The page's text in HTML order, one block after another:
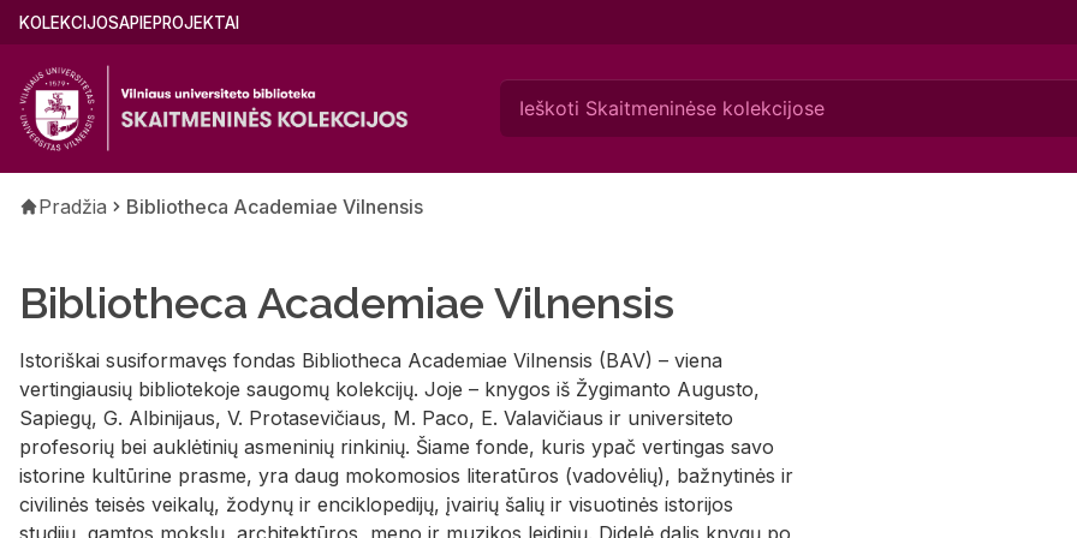
Pereiti
pagrindinį
turinį
Main
(lithuanian)
KOLEKCIJOSAPIEPROJEKTAI
Kelias
Pradžia Bibliotheca Academiae Vilnensis
Bibliotheca Academiae Vilnensis
Istoriškai susiformavęs fondas Bibliotheca Academiae Vilnensis (BAV) – viena
vertingiausių bibliotekoje saugomų kolekcijų. Joje – knygos iš Žygimanto Augusto,
Sapiegų, G. Albinijaus, V. Protasevičiaus, M. Paco, E. Valavičiaus ir universiteto
profesorių bei auklėtinių asmeninių rinkinių. Šiame fonde, kuris ypač vertingas savo
istorine kultūrine prasme, yra daug mokomosios literatūros (vadovėlių), bažnytinės ir
civilinės teisės veikalų, žodynų ir enciklopedijų, įvairių šalių ir visuotinės istorijos
studijų, gamtos mokslų, architektūros, meno ir muzikos leidinių. Didelė dalis knygų po